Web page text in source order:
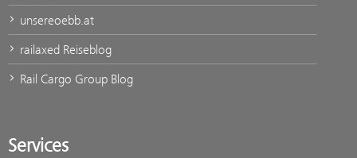
unsereoebb.at
railaxed Reiseblog
Rail Cargo Group Blog
Services